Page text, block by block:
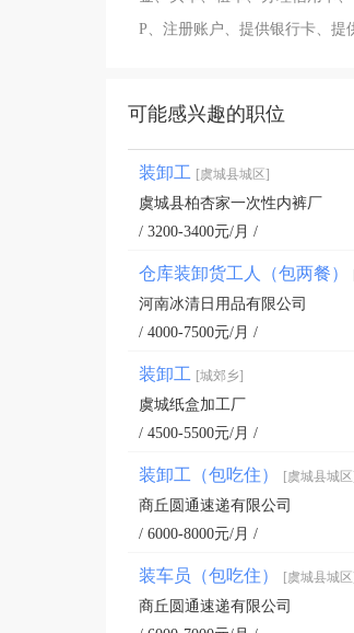
P、注册账户、提供银行卡、提
可能感兴趣的职位
装卸工 [虞城县城区]
虞城县柏杏家一次性内裤厂
/ 3200-3400元/月 /
仓库装卸货工人（包两餐）
河南冰清日用品有限公司
/ 4000-7500元/月 /
装卸工 [城郊乡]
虞城纸盒加工厂
/ 4500-5500元/月 /
装卸工（包吃住） [虞城县城区]
商丘圆通速递有限公司
/ 6000-8000元/月 /
装车员（包吃住） [虞城县城区]
商丘圆通速递有限公司